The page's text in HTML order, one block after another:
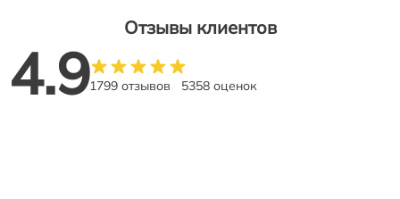
Отзывы клиентов
4.91799 отзывов 5358 оценок